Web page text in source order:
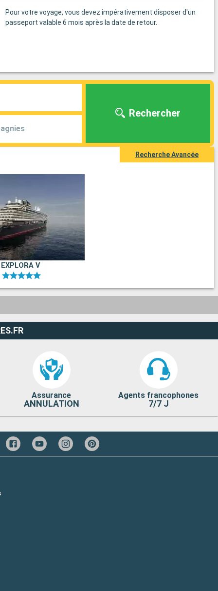
Pour votre voyage, vous devez impérativement disposer d'un
passeport valable 6 mois après la date de retour.
Rechercher
Recherche Avancée
EXPLORA V
Assurance
ANNULATION
Agents francophones
7/7 J